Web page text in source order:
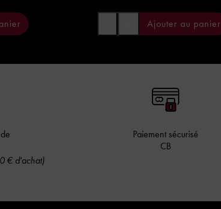
Ajouter au panier
€ d'achat)
Paiement sécurisé
CB